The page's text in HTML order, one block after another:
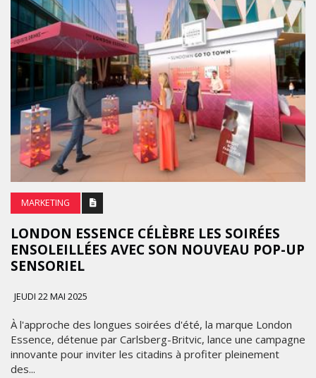
MARKETING
LONDON ESSENCE CÉLÈBRE LES SOIRÉES
ENSOLEILLÉES AVEC SON NOUVEAU POP-UP
SENSORIEL
JEUDI 22 MAI 2025
À l'approche des longues soirées d'été, la marque London
Essence, détenue par Carlsberg-Britvic, lance une campagne
innovante pour inviter les citadins à profiter pleinement
des...